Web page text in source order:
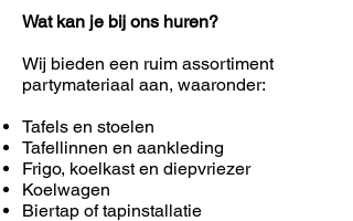
Wat kan je bij ons huren?
Wij bieden een ruim assortiment
partymateriaal aan, waaronder:
Tafels en stoelen
Tafellinnen en aankleding
Frigo, koelkast en diepvriezer
Koelwagen
Biertap of tapinstallatie